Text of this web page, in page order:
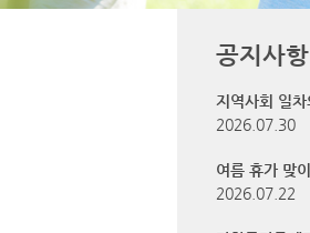
공지사항
2026.07.30
2026.07.22